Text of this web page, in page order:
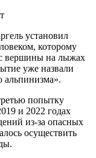
установил
которому
с вершины на лыжах
уже назвали
альпинизма».
попытку
и 2022 годах
из-за опасных
осуществить